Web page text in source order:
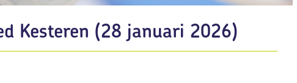
Kesteren (28 januari 2026)